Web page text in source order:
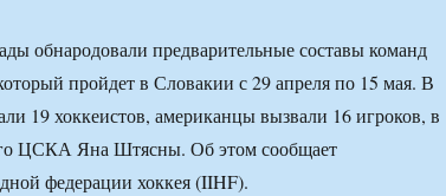
обнародовали предварительные составы команд
пройдет в Словакии с 29 апреля по 15 мая. В
19 хоккеистов, американцы вызвали 16 игроков, в
ЦСКА Яна Штясны. Об этом сообщает
федерации хоккея (IIHF).